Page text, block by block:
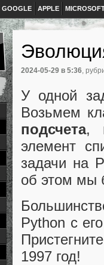
GOOGLE APPLE
2024-05-29 в 5:36,
У одной
Возьмем
подсчета,
элемент
задачи на
об этом мы
Python с
1997 год!